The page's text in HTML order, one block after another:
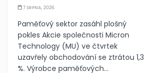
7 SRPNA, 2026
Paměťový sektor zasáhl plošný
pokles Akcie společnosti Micron
Technology (MU) ve čtvrtek
uzavřely obchodování se ztrátou 1,3
%. Výrobce paměťových...